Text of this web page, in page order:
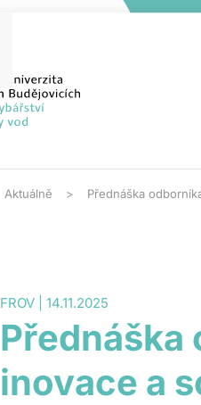
Aktuálně Přednáška
FROV | 14.11.2025
Přednáška
inovace a